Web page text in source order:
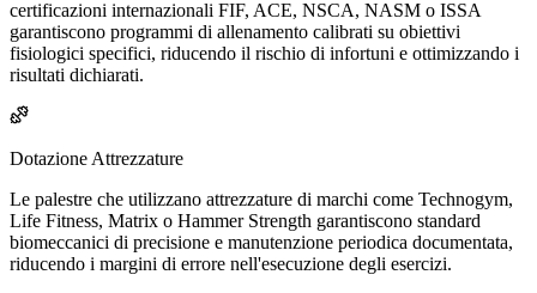
certificazioni internazionali FIF, ACE, NSCA, NASM o ISSA
garantiscono programmi di allenamento calibrati su obiettivi
fisiologici specifici, riducendo il rischio di infortuni e ottimizzando i
risultati dichiarati.
Dotazione Attrezzature
Le palestre che utilizzano attrezzature di marchi come Technogym,
Life Fitness, Matrix o Hammer Strength garantiscono standard
biomeccanici di precisione e manutenzione periodica documentata,
riducendo i margini di errore nell'esecuzione degli esercizi.